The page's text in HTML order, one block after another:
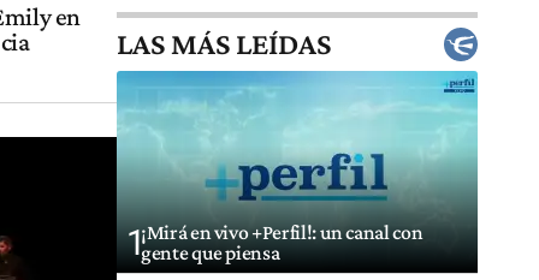
en
LAS MÁS LEÍDAS
1¡Mirá en vivo +Perfil!: un canal con
gente que piensa